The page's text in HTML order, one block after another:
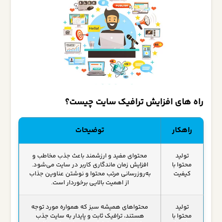
راه های افزایش ترافیک سایت چیست؟
راهکار توضیحات
تولید
محتوا با
کیفیت
محتوای مفید و ارزشمند باعث جذب مخاطب و
افزایش زمان ماندگاری کاربر در سایت می‌شود.
به‌روزرسانی مرتب محتوا و نوشتن عناوین جذاب
از اهمیت بالایی برخوردار است.
تولید
محتوا با
محتواهای همیشه‌ سبز که همواره مورد توجه
هستند، ترافیک ثابت و پایدار به سایت جذب